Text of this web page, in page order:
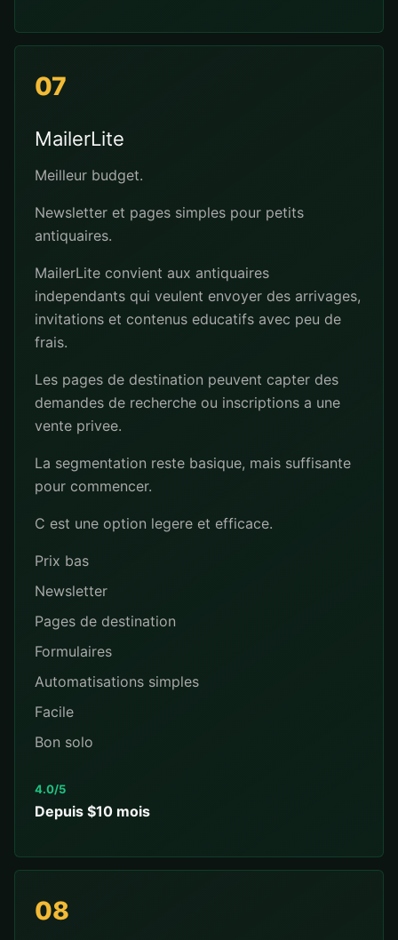
07
MailerLite
Meilleur budget.
Newsletter et pages simples pour petits
antiquaires.
MailerLite convient aux antiquaires
independants qui veulent envoyer des arrivages,
invitations et contenus educatifs avec peu de
frais.
Les pages de destination peuvent capter des
demandes de recherche ou inscriptions a une
vente privee.
La segmentation reste basique, mais suffisante
pour commencer.
C est une option legere et efficace.
Prix bas
Newsletter
Pages de destination
Formulaires
Automatisations simples
Facile
Bon solo
4.0/5
Depuis $10 mois
08